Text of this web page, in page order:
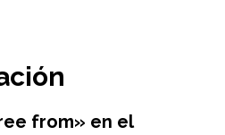
from» en el